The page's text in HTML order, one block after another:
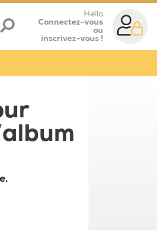
Hello
Connectez-vous
ou
inscrivez-vous !